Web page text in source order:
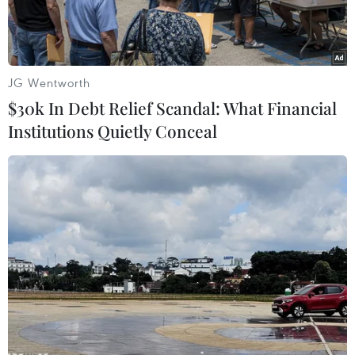
hội.”
Đại cảnh ca múa Thích Ca Mâu Ni Phật mở đầu chương trình
nghệ thuật “Lửa thiêng rực sáng sử vàng”. (Ảnh: Xuân
Khu/TTXVN)
Tối 28/5, tại Việt Nam Quốc tự, Giáo hội Phật
giáo Việt Nam Thành phố Hồ Chí Minh tổ chức
chương trình nghệ thuật mừng đại lễ Phật Đản-
JG Wentworth
$30k In Debt Relief Scandal: What Financial
Institutions Quietly Conceal